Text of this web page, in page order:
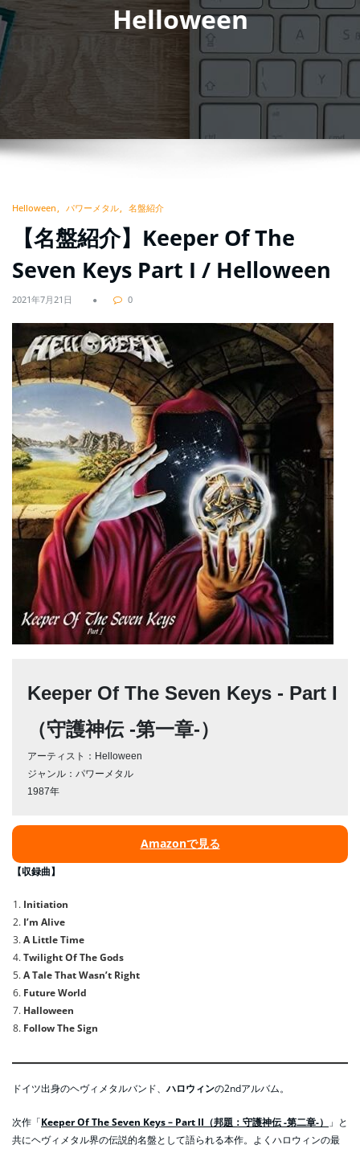
Helloween
Helloween パワーメタル 名盤紹介
【名盤紹介】Keeper Of The
Seven Keys Part I / Helloween
2021年7月21日 0
Keeper Of The Seven Keys - Part I
（守護神伝 -第一章-）
アーティスト：Helloween
ジャンル：パワーメタル
1987年
Amazonで見る
【収録曲】
Initiation
I’m Alive
A Little Time
Twilight Of The Gods
A Tale That Wasn’t Right
Future World
Halloween
Follow The Sign
ドイツ出身のヘヴィメタルバンド、ハロウィンの2ndアルバム。
次作「Keeper Of The Seven Keys – Part II（邦題：守護神伝 -第二章-）
」と
共にヘヴィメタル界の伝説的名盤として語られる本作。よくハロウィンの最